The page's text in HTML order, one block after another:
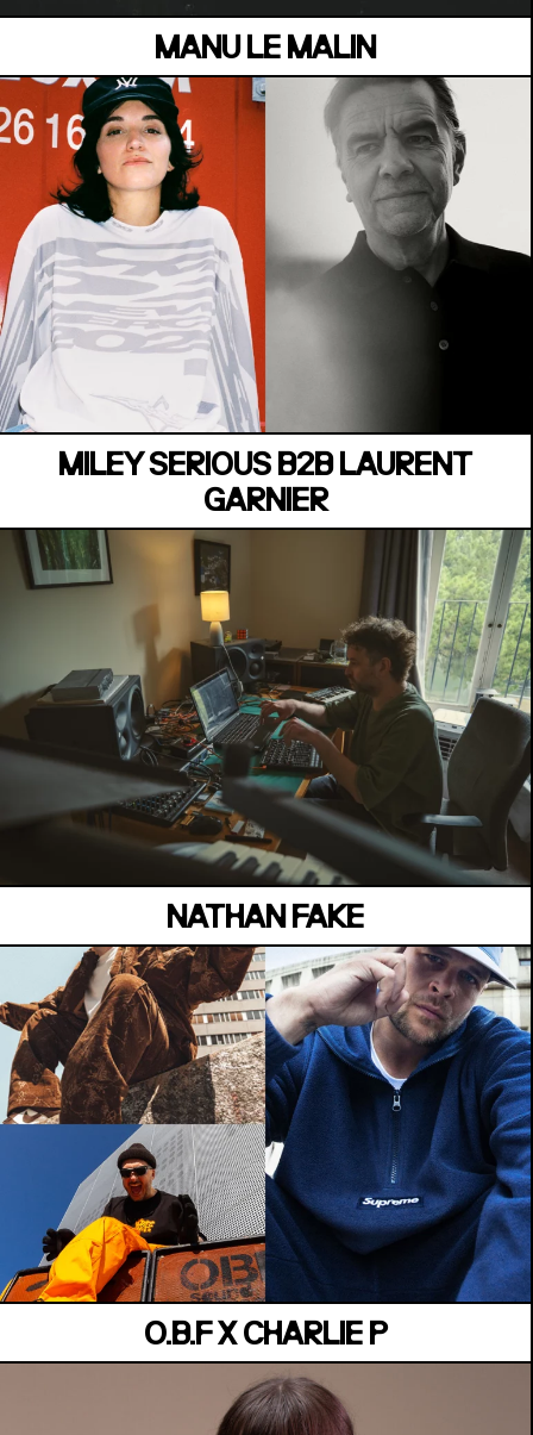
MANU LE MALIN
MILEY SERIOUS B2B LAURENT
GARNIER
MANOIR DE KEROUAL
Samedi 04 juillet
NATHAN FAKE
MANOIR DE KEROUAL
Samedi 04 juillet
O.B.F X CHARLIE P
VAUBAN
Vendredi 03 juillet